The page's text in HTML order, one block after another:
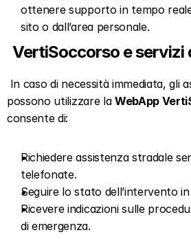
ottenere supporto in tempo
sito o dall’area personale.
VertiSoccorso e servizi
possono utilizzare la WebApp
consente di:
Richiedere assistenza stradale
telefonate.
Seguire lo stato dell’intervento
Ricevere indicazioni sulle
di emergenza.